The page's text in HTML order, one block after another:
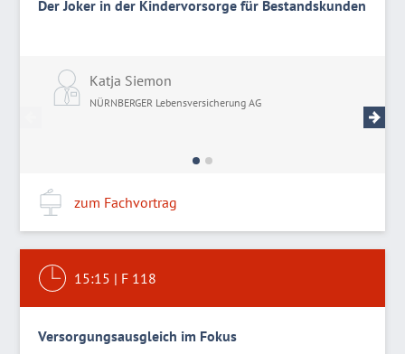
Der Joker in der Kindervorsorge für Bestandskunden
Katja Siemon
NÜRNBERGER Lebensversicherung AG
zum Fachvortrag
15:15 | F 118
Versorgungsausgleich im Fokus